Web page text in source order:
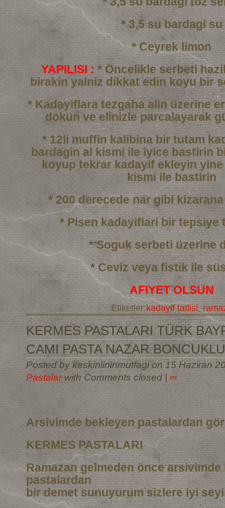
* 3,5 su bardagi su
* Ceyrek limon
YAPILISI : * Öncelikle serbeti
birakin yalniz dikkat edin koyu bir
* Kadayiflara tezgaha alin üzerine
dökün ve elinizle parcalayarak
* 12li muffin kalibina bir tutam
bardagin al kismi ile iyice bastirin
koyup tekrar kadayif ekleyin
kismi ile bastirin
* 200 derecede nar gibi
* Pisen kadayiflari bir tepsiye
* Soguk serbeti üzerine
* Ceviz veya fistik ile
AFIYET OLSUN
Etiketler:kadayif tatlisi,
KERMES PASTALARI TÜRK
CAMI PASTA NAZAR
Posted by keskinlininmutfagi on 15 Haziran
Pastalar with Comments closed| ∞
Arsivimde bekleyen pastalardan
KERMES PASTALARI
Ramazan gelmeden önce arsivimde
pastalardan
bir demet sunuyurum sizlere iyi